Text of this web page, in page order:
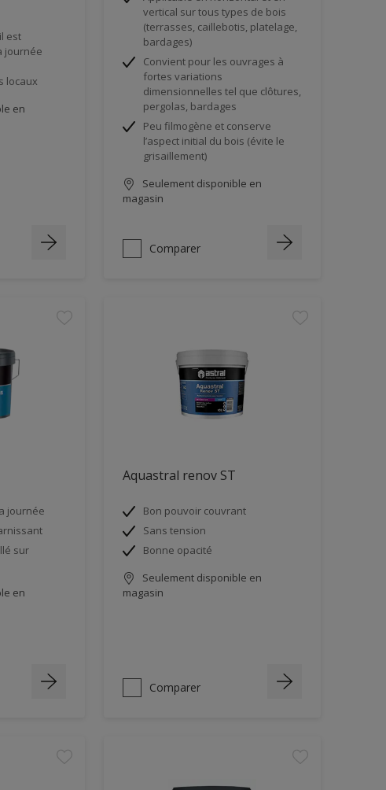
est
journée
locaux
en
vertical sur tous types de bois
(terrasses, caillebotis, platelage,
bardages)
Convient pour les ouvrages à
fortes variations
dimensionnelles tel que clôtures,
pergolas, bardages
Peu filmogène et conserve
l’aspect initial du bois (évite le
grisaillement)
Seulement disponible en
magasin
Comparer
journée
sur
en
Aquastral renov ST
Bon pouvoir couvrant
Sans tension
Bonne opacité
Seulement disponible en
magasin
Comparer